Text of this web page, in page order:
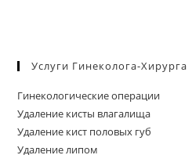
Услуги Гинеколога-Хирурга
Гинекологические операции
Удаление кисты влагалища
Удаление кист половых губ
Удаление липом